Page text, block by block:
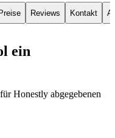
Preise Reviews Kontakt
ein
Honestly abgegebenen